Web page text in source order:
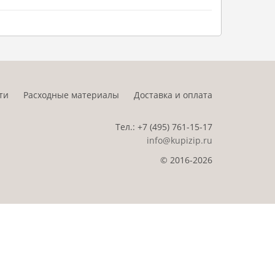
Расходные материалы Доставка и оплата
Тел.: +7 (495) 761-15-17
info@kupizip.ru
© 2016-2026